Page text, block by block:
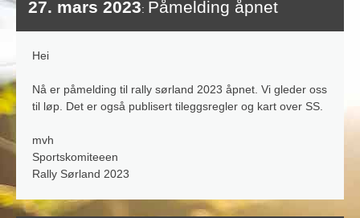
27. mars 2023: Påmelding åpnet
Hei
Nå er påmelding til rally sørland 2023 åpnet. Vi gleder oss
til løp. Det er også publisert tileggsregler og kart over SS.
mvh
Sportskomiteeen
Rally Sørland 2023